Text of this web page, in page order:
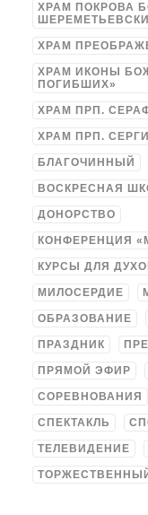
ХРАМ ПОКРОВА
ХРАМ
ХРАМ ИКОНЫ
ПОГИБШИХ»
ХРАМ ПРП.
ХРАМ ПРП.
БЛАГОЧИННЫЙ
ВОСКРЕСНАЯ
ДОНОРСТВО
КОНФЕРЕНЦИЯ
КУРСЫ ДЛЯ
МИЛОСЕРДИЕ
ОБРАЗОВАНИЕ
ПРАЗДНИК
ПРЯМОЙ ЭФИР
СОРЕВНОВАНИЯ
СПЕКТАКЛЬ
ТЕЛЕВИДЕНИЕ